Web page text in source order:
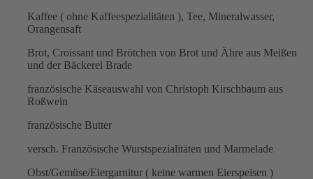
Kaffee ( ohne Kaffeespezialitäten ), Tee, Mineralwasser,
Orangensaft
Brot, Croissant und Brötchen von Brot und Ähre aus Meißen
und der Bäckerei Brade
französische Käseauswahl von Christoph Kirschbaum aus
Roßwein
französische Butter
versch. Französische Wurstspezialitäten und Marmelade
Obst/Gemüse/Eiergarnitur ( keine warmen Eierspeisen )